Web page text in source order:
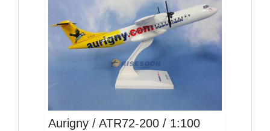
AUR10AT72P02 $1600
Aurigny / ATR72-200 / 1:100